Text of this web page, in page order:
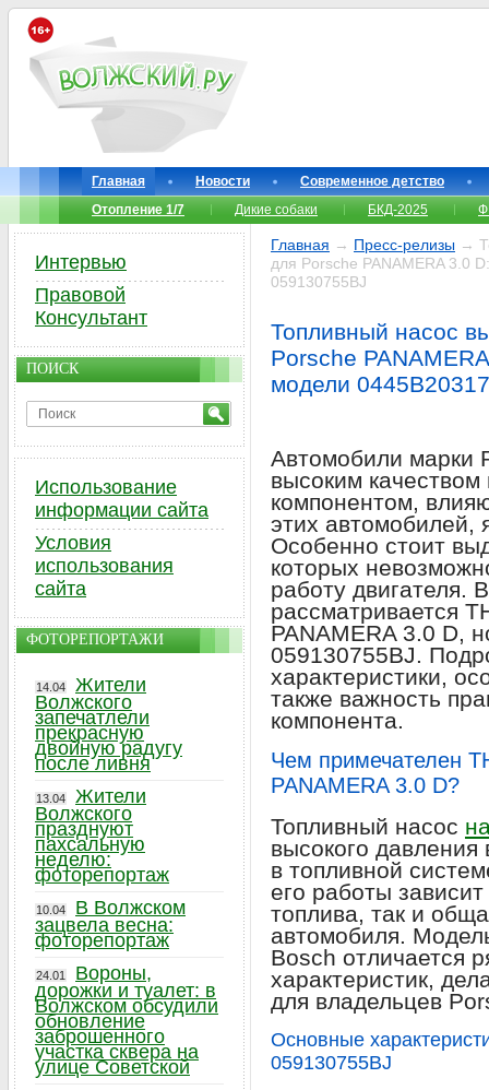
Главная Новости
Современное детство
Отопление 1/7
Дикие собаки БКД-2025
Главная → Пресс-релизы →
для Porsche PANAMERA 3.0
059130755BJ
Топливный насос
Porsche
модели
Автомобили марки
высоким
компонентом,
этих автомобилей,
Особенно стоит
которых
работу двигателя.
рассматривается
PANAMERA 3.0 D,
059130755BJ.
характеристики,
также важность
компонента.
Чем примечателен
PANAMERA 3.0 D?
Топливный насос
высокого
в топливной
его работы
топлива, так и
автомобиля.
Bosch отличается
характеристик,
для владельцев
Основные
059130755BJ
Интервью
Правовой
Консультант
ПОИСК
Использование
информации сайта
Условия
использования
сайта
ФОТОРЕПОРТАЖИ
14.04
Жители
Волжского
запечатлели
прекрасную
двойную радугу
после ливня
13.04
Жители
Волжского
празднуют
пахсальную
неделю:
фоторепортаж
10.04
В Волжском
зацвела весна:
фоторепортаж
24.01
Вороны,
дорожки и туалет: в
Волжском обсудили
обновление
заброшенного
участка сквера на
улице Советской